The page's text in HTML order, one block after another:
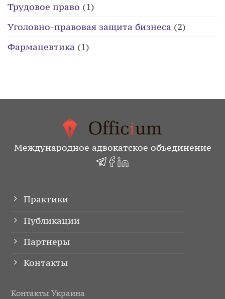
Трудовое право (1)
Уголовно-правовая защита бизнеса (2)
Фармацевтика (1)
Международное адвокатское объединение
Практики
Публикации
Партнеры
Контакты
Контакты Украина